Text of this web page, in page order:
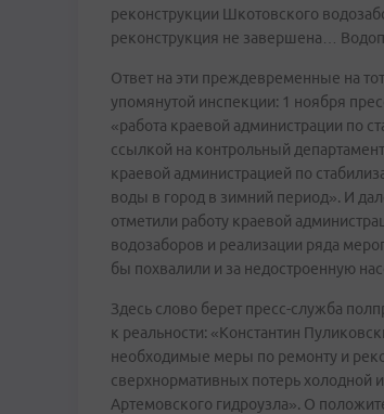
реконструкции Шкотовского
реконструкция не завершена…
Ответ на эти преждевременные на
упомянутой инспекции: 1 ноября
«работа краевой администрации по
ссылкой на контрольный
краевой администрацией по
воды в город в зимний период». И
отметили работу краевой
водозаборов и реализации ряда
бы похвалили и за недостроенную
Здесь слово берет пресс-служба
к реальности: «Константин
необходимые меры по ремонту и
сверхнормативных потерь холодной
Артемовского гидроузла». О